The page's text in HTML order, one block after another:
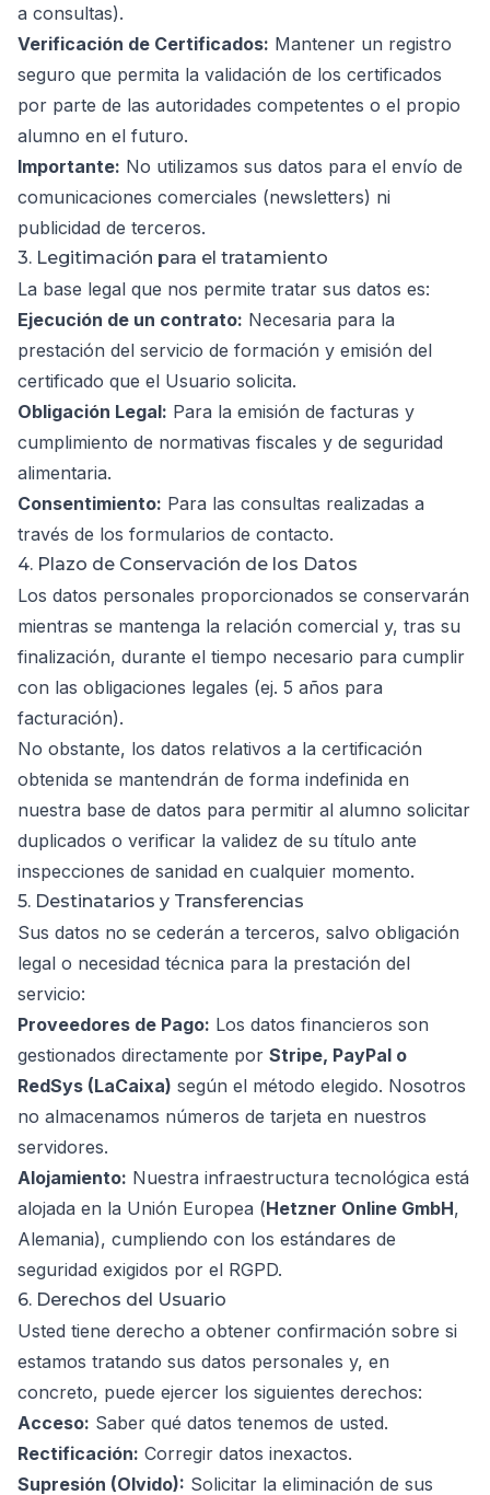
a consultas).
Verificación de Certificados: Mantener un registro
seguro que permita la validación de los certificados
por parte de las autoridades competentes o el propio
alumno en el futuro.
Importante: No utilizamos sus datos para el envío de
comunicaciones comerciales (newsletters) ni
publicidad de terceros.
3. Legitimación para el tratamiento
La base legal que nos permite tratar sus datos es:
Ejecución de un contrato: Necesaria para la
prestación del servicio de formación y emisión del
certificado que el Usuario solicita.
Obligación Legal: Para la emisión de facturas y
cumplimiento de normativas fiscales y de seguridad
alimentaria.
Consentimiento: Para las consultas realizadas a
través de los formularios de contacto.
4. Plazo de Conservación de los Datos
Los datos personales proporcionados se conservarán
mientras se mantenga la relación comercial y, tras su
finalización, durante el tiempo necesario para cumplir
con las obligaciones legales (ej. 5 años para
facturación).
No obstante, los datos relativos a la certificación
obtenida se mantendrán de forma indefinida en
nuestra base de datos para permitir al alumno solicitar
duplicados o verificar la validez de su título ante
inspecciones de sanidad en cualquier momento.
5. Destinatarios y Transferencias
Sus datos no se cederán a terceros, salvo obligación
legal o necesidad técnica para la prestación del
servicio:
Proveedores de Pago: Los datos financieros son
gestionados directamente por Stripe, PayPal o
RedSys (LaCaixa) según el método elegido. Nosotros
no almacenamos números de tarjeta en nuestros
servidores.
Alojamiento: Nuestra infraestructura tecnológica está
alojada en la Unión Europea (Hetzner Online GmbH,
Alemania), cumpliendo con los estándares de
seguridad exigidos por el RGPD.
6. Derechos del Usuario
Usted tiene derecho a obtener confirmación sobre si
estamos tratando sus datos personales y, en
concreto, puede ejercer los siguientes derechos:
Acceso: Saber qué datos tenemos de usted.
Rectificación: Corregir datos inexactos.
Supresión (Olvido): Solicitar la eliminación de sus